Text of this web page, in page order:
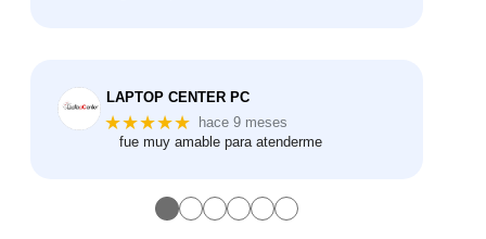
LAPTOP CENTER PC
★★★★★
hace 9 meses
fue muy amable para atenderme
●●●●●●